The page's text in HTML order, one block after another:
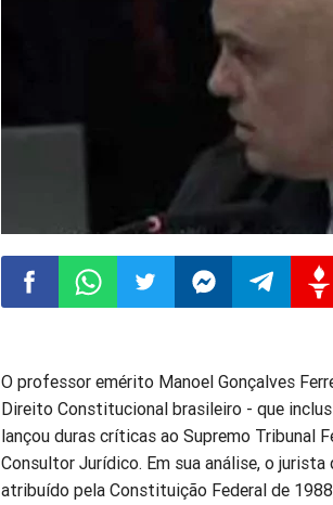
no
Facebook
no
Whatsapp
no
Twitter
no
Messenger
no
Telegram
no
O professor emérito Manoel Gonçalves
Direito Constitucional brasileiro - que
lançou duras críticas ao Supremo Tribunal
Consultor Jurídico. Em sua análise, o
atribuído pela Constituição Federal de